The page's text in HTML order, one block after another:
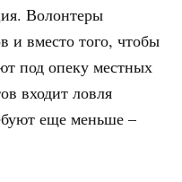
Волонтеры
и вместо того, чтобы
под опеку местных
входит ловля
еще меньше –